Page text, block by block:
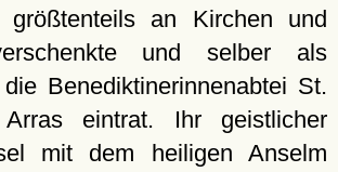
größtenteils an Kirchen und
und selber als
Benediktinerinnenabtei St.
eintrat. Ihr geistlicher
mit dem heiligen Anselm